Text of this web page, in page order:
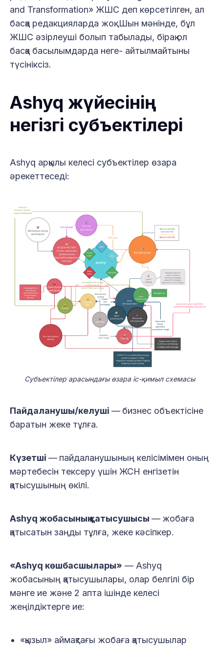
and Transformation» ЖШС деп көрсетілген, ал
басқа редакцияларда жоқ. Шын мәнінде, бұл
ЖШС әзірлеуші болып табылады, бірақ ол
басқа басылымдарда неге- айтылмайтыны
түсініксіз.
Ashyq жүйесінің
негізгі субъектілері
Ashyq арқылы келесі субъектілер өзара
әрекеттеседі:
Субъектілер арасындағы өзара іс-қимыл схемасы
Пайдаланушы/келуші — бизнес объектісіне
баратын жеке тұлға.
Күзетші — пайдаланушының келісімімен оның
мәртебесін тексеру үшін ЖСН енгізетін
қатысушының өкілі.
Ashyq жобасының қатысушысы — жобаға
қатысатын заңды тұлға, жеке кәсіпкер.
«Ashyq көшбасшылары» — Ashyq
жобасының қатысушылары, олар белгілі бір
мәнге ие және 2 апта ішінде келесі
жеңілдіктерге ие:
«қызыл» аймақтағы жобаға қатысушылар